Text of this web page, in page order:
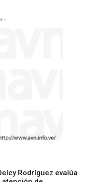
-
Rodríguez evalúa